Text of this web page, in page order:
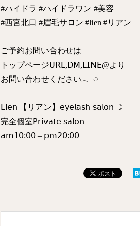
#ハイドラ #ハイドラワン #美容
#西宮北口 #眉毛サロン #lien #リアン
ご予約お問い合わせは
トップページ𝖴𝖱𝖫,𝖣𝖬,𝖫𝖨𝖭𝖤@より
お問い合わせください𓂃 ◌‬
𝖫𝗂𝖾𝗇 【リアン】𝖾𝗒𝖾𝗅𝖺𝗌𝗁 𝗌𝖺𝗅𝗈𝗇 ☽
完全個室𝖯𝗋𝗂𝗏𝖺𝗍𝖾 𝗌𝖺𝗅𝗈𝗇
𝖺𝗆𝟣𝟢:𝟢𝟢 – 𝗉𝗆𝟤𝟢:𝟢𝟢